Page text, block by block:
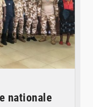
nationale